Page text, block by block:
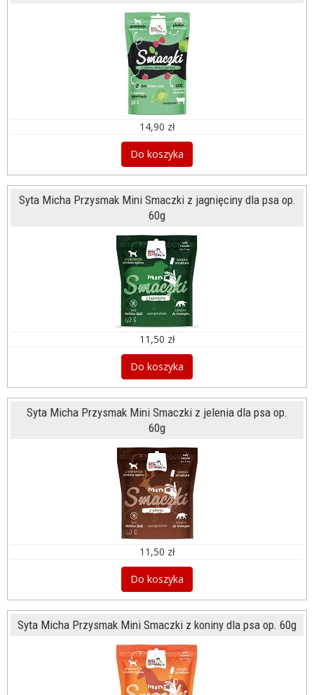
14,90 zł
Do koszyka
Syta Micha Przysmak Mini Smaczki z jagnięciny dla psa op.
60g
11,50 zł
Do koszyka
Syta Micha Przysmak Mini Smaczki z jelenia dla psa op.
60g
11,50 zł
Do koszyka
Syta Micha Przysmak Mini Smaczki z koniny dla psa op. 60g